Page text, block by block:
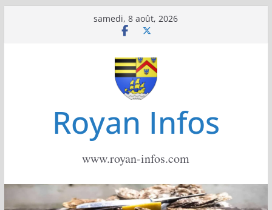
samedi, 8 août, 2026
Royan Infos
www.royan-infos.com